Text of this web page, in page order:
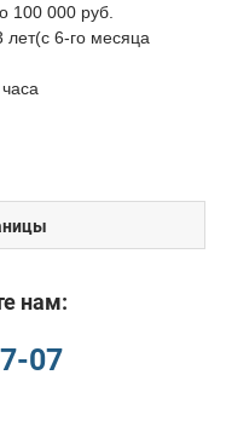
100 000 руб.
6-го месяца
нам:
07